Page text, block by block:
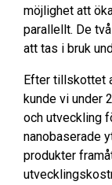
möjlighet att
parallellt. De
att tas i bruk
Efter tillskottet
kunde vi under
och utveckling
nanobaserade
produkter